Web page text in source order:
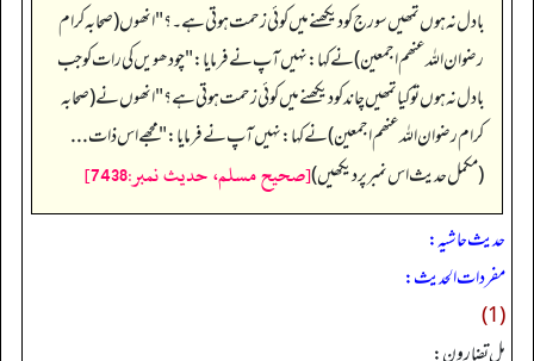
بادل نہ ہوں تمھیں سورج کودیکھنے میں کوئی زحمت ہوتی ہے۔؟"انھوں (صحابہ کرام
رضوان اللہ عنھم اجمعین)نے کہا:نہیں آپ نے فرمایا:"چودھویں کی رات کو جب
بادل نہ ہوں تو کیا تمھیں چاند کو دیکھنے میں کو ئی زحمت ہوتی ہے؟"انھوں نے (صحابہ
کرام رضوان اللہ عنھم اجمعین)نے کہا: نہیں آپ نے فرمایا:" مجھے اس ذات...
(مکمل حدیث اس نمبر پر دیکھیں)[صحيح مسلم، حديث نمبر:7438]
حدیث حاشیہ:
مفردات الحدیث:
(1)